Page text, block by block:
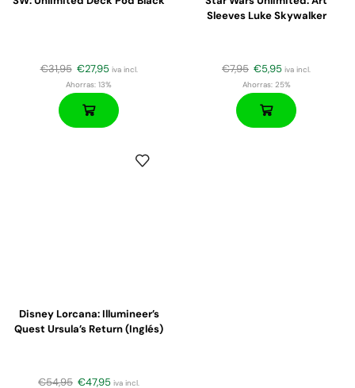
€31,95 €27,95 iva incl.
Ahorras: 13%
Sleeves Luke Skywalker
€7,95 €5,95 iva incl.
Ahorras:25%
Disney Lorcana: Illumineer’s
Quest Ursula’s Return (Inglés)
€54,95 €47,95 iva incl.